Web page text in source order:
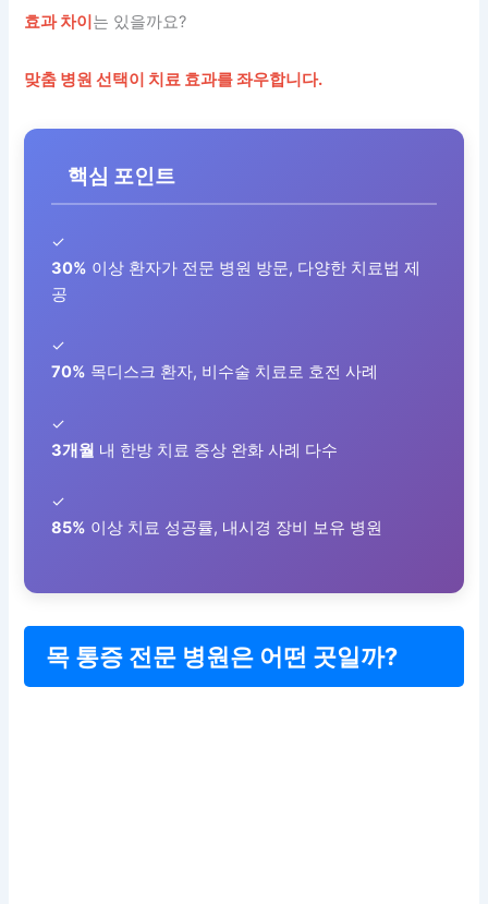
효과 차이는 있을까요?
맞춤 병원 선택이 치료 효과를 좌우합니다.
핵심 포인트
✓
30% 이상 환자가 전문 병원 방문, 다양한 치료법 제
공
✓
70% 목디스크 환자, 비수술 치료로 호전 사례
✓
3개월 내 한방 치료 증상 완화 사례 다수
✓
85% 이상 치료 성공률, 내시경 장비 보유 병원
목 통증 전문 병원은 어떤 곳일까?